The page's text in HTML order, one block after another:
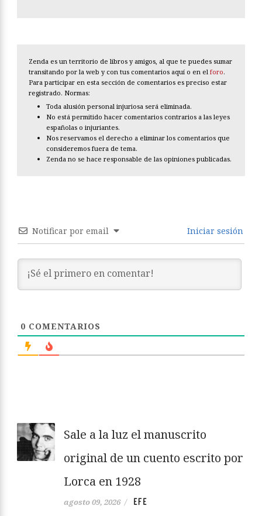
Zenda es un territorio de libros y amigos, al que te puedes sumar
transitando por la web y con tus comentarios aquí o en el foro.
Para participar en esta sección de comentarios es preciso estar
registrado. Normas:
Toda alusión personal injuriosa será eliminada.
No está permitido hacer comentarios contrarios a las leyes
españolas o injuriantes.
Nos reservamos el derecho a eliminar los comentarios que
consideremos fuera de tema.
Zenda no se hace responsable de las opiniones publicadas.
Notificar por email Iniciar sesión
0 COMENTARIOS
Sale a la luz el manuscrito
original de un cuento escrito por
Lorca en 1928
agosto 09, 2026 / EFE